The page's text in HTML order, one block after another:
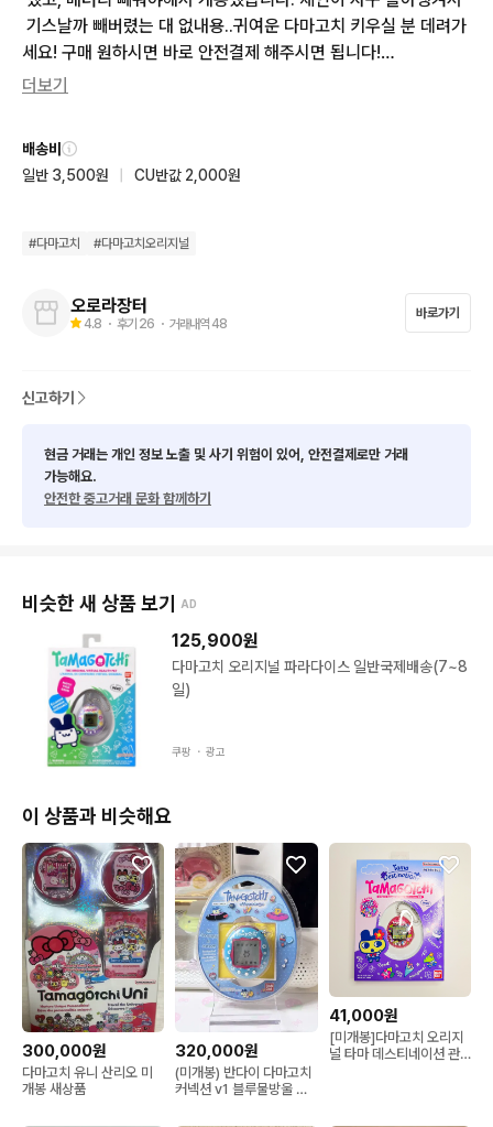
기스날까 빼버렸는 대 없내용..귀여운 다마고치 키우실 분 데려가
세요! 구매 원하시면 바로 안전결제 해주시면 됩니다!
더보기
배송비
일반 3,500원
CU반값 2,000원
#다마고치 #다마고치오리지널
오로라장터
4.8 ・ 후기 26 ・ 거래내역 48
바로가기
신고하기
현금 거래는 개인 정보 노출 및 사기 위험이 있어, 안전결제로만 거래
가능해요.
안전한 중고거래 문화 함께하기
비슷한 새 상품 보기 AD
125,900원
다마고치 오리지널 파라다이스 일반국제배송(7~8
일)
쿠팡 ・ 광고
이 상품과 비슷해요
300,000원
다마고치 유니 산리오 미
개봉 새상품
320,000원
(미개봉) 반다이 다마고치
커넥션 v1 블루물방울 호
41,000원
[미개봉]다마고치 오리지
널 타마 데스티네이션 관